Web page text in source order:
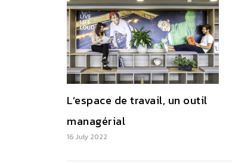
L’espace de travail, un outil
managérial
16 July 2022